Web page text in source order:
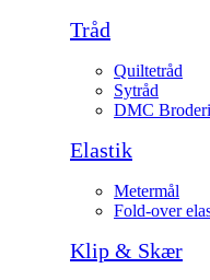
Tråd
Quiltetråd
Sytråd
DMC
Elastik
Metermål
Fold-over
Klip & Skær